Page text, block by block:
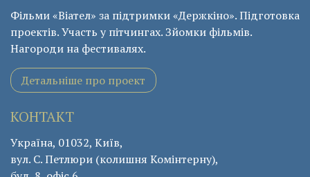
Фільми «Віател» за підтримки «Держкіно». Підготовка
проектів. Участь у пітчингах. Зйомки фільмів.
Нагороди на фестивалях.
Детальніше про проект
КОНТАКТ
Україна, 01032, Київ,
вул. С. Петлюри (колишня Комінтерну),